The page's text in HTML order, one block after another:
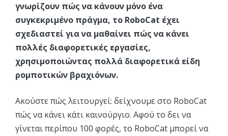
γνωρίζουν πώς να κάνουν μόνο ένα
συγκεκριμένο πράγμα, το RoboCat έχει
σχεδιαστεί για να μαθαίνει πώς να κάνει
πολλές διαφορετικές εργασίες,
χρησιμοποιώντας πολλά διαφορετικά είδη
ρομποτικών βραχιόνων.
Ακούστε πώς λειτουργεί: δείχνουμε στο RoboCat
πώς να κάνει κάτι καινούργιο. Αφού το δει να
γίνεται περίπου 100 φορές, το RoboCat μπορεί να